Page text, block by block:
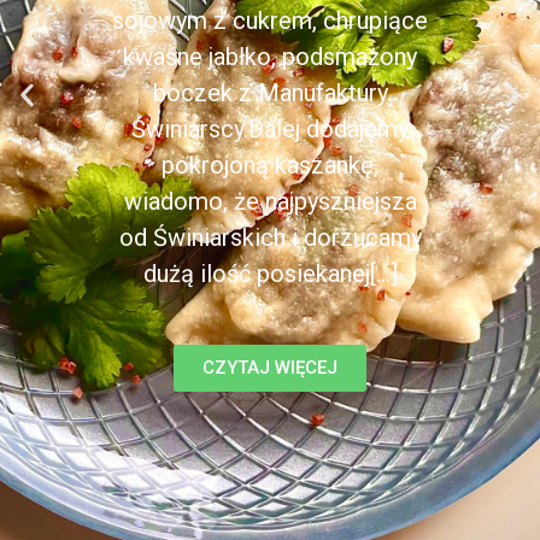
sojowym z cukrem, chrupiące
kwaśne jabłko, podsmażony
boczek z Manufaktury
Świniarscy.Dalej dodajemy
pokrojoną kaszankę,
wiadomo, że najpyszniejsza
od Świniarskich i dorzucamy
dużą ilość posiekanej[...]
CZYTAJ WIĘCEJ